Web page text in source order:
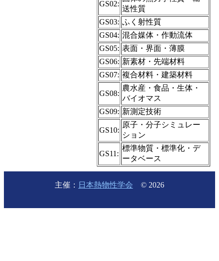
GS02:
送性質
GS03: ふく射性質
GS04: 混合媒体・作動流体
GS05: 表面・界面・薄膜
GS06: 新素材・先端材料
GS07: 複合材料・建築材料
GS08:
農水産・食品・生体・
バイオマス
GS09: 新測定技術
GS10:
原子・分子シミュレー
ション
GS11:
標準物質・標準化・デ
ータベース
主催： 日本熱物性学会 © 2026